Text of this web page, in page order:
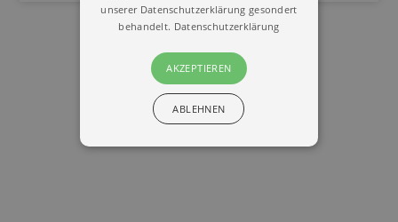
unserer Datenschutzerklärung gesondert
behandelt. Datenschutzerklärung
AKZEPTIEREN
ABLEHNEN